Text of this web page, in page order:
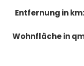
Entfernung in km:
Wohnfläche in